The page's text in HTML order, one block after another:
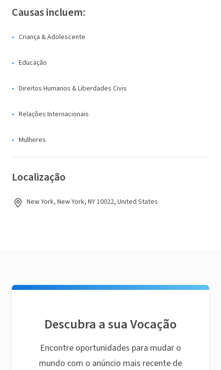
Causas incluem:
Criança & Adolescente
Educação
Direitos Humanos & Liberdades Civis
Relações Internacionais
Mulheres
Localização
New York, New York, NY 10022, United States
Descubra a sua Vocação
Encontre oportunidades para mudar o
mundo com o anúncio mais recente de